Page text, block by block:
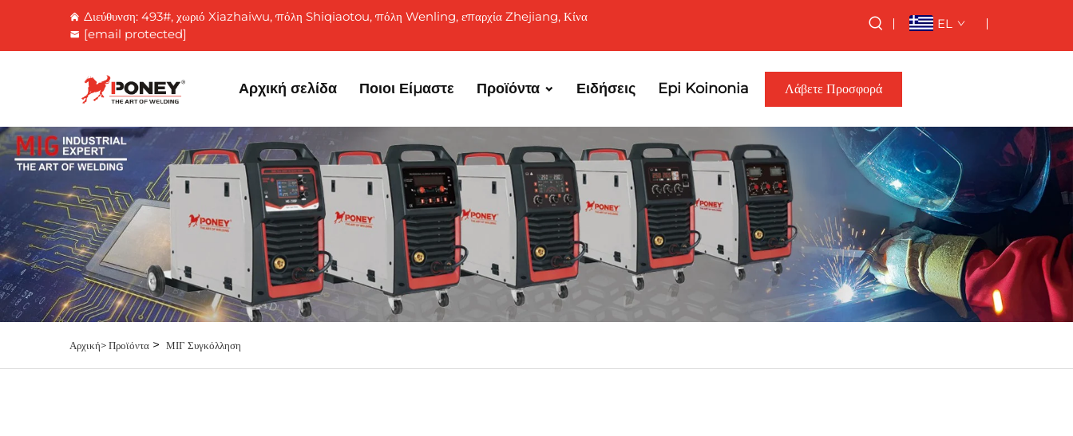
Διεύθυνση: 493#, χωριό Xiazhaiwu, πόλη Shiqiaotou, πόλη Wenling, επαρχία Zhejiang, Κίνα
[email protected]
EL
Αρχική σελίδα Ποιοι Είμαστε Προϊόντα Ειδήσεις Epi Koinonia Λάβετε Προσφορά
Αρχική>Προϊόντα > ΜΙΓ Συγκόλληση